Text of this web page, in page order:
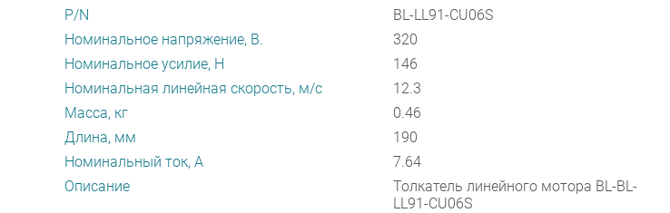
P/N
BL-LL91-CU06S
Номинальное напряжение, В.
320
Номинальное усилие, Н
146
Номинальная линейная скорость, м/с
12.3
Масса, кг
0.46
Длина, мм
190
Номинальный ток, А
7.64
Описание
Толкатель линейного мотора BL-BL-
LL91-CU06S